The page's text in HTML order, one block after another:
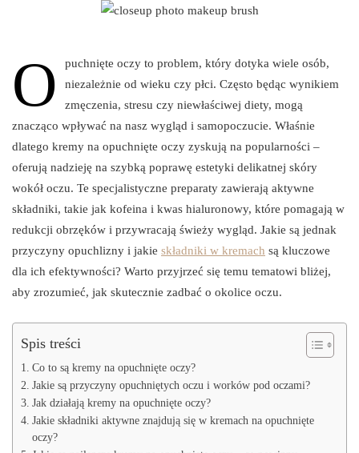
O
puchnięte oczy to problem, który dotyka wiele osób,
niezależnie od wieku czy płci. Często będąc wynikiem
zmęczenia, stresu czy niewłaściwej diety, mogą
znacząco wpływać na nasz wygląd i samopoczucie. Właśnie
dlatego kremy na opuchnięte oczy zyskują na popularności –
oferują nadzieję na szybką poprawę estetyki delikatnej skóry
wokół oczu. Te specjalistyczne preparaty zawierają aktywne
składniki, takie jak kofeina i kwas hialuronowy, które pomagają w
redukcji obrzęków i przywracają świeży wygląd. Jakie są jednak
przyczyny opuchlizny i jakie składniki w kremach są kluczowe
dla ich efektywności? Warto przyjrzeć się temu tematowi bliżej,
aby zrozumieć, jak skutecznie zadbać o okolice oczu.
Spis treści
Co to są kremy na opuchnięte oczy?
Jakie są przyczyny opuchniętych oczu i worków pod oczami?
Jak działają kremy na opuchnięte oczy?
Jakie składniki aktywne znajdują się w kremach na opuchnięte
oczy?